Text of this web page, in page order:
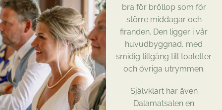
bra för bröllop som för
större middagar och
firanden. Den ligger i vår
huvudbyggnad, med
smidig tillgång till toaletter
och övriga utrymmen.
Självklart har även
Dalamatsalen en